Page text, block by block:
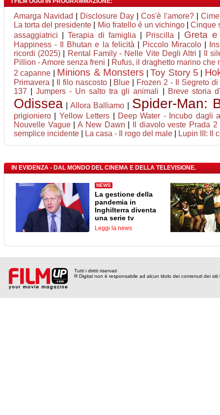
Amarga Navidad Disclosure Day |Cos'è l'amore?|
La torta del presidente
Mio fratello è un vichingo |Cinque
assaggiatrici |Terapia di famiglia Priscilla Greta
Happiness - Il Bhutan e la felicità Piccolo Miracolo
ricordi (2025)
Rental Family - Nelle Vite Degli Altri
Il
Pillion - Amore senza freni
Rufus, il draghetto marino che
2 capanne
Minions & Monsters |Toy Story 5
Primavera Il filo nascosto| Blue
Frozen 2 - Il Segreto
137 |Jumpers - Un salto tra gli animali Breve storia
Odissea Allora Balliamo Spider-Man:
prigioniero Yellow Letters
Deep Water - Incubo dagli
Nouvelle Vague|A New Dawn Il diavolo veste Prada 2
semplice incidente
La casa - Il rogo del male Lupin III: Il
IN EVIDENZA - DAL MONDO DEL CINEMA E DELLA TELEVISIONE.
NEWS
La gestione della
pandemia in
Inghilterra diventa
una serie tv
Leggi la news
Tutti i diritti riservati
R Digital non è responsabile ad alcun titolo dei contenuti dei siti